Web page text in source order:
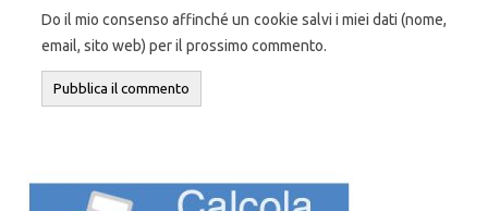
Do il mio consenso affinché un cookie salvi i miei dati (nome,
email, sito web) per il prossimo commento.